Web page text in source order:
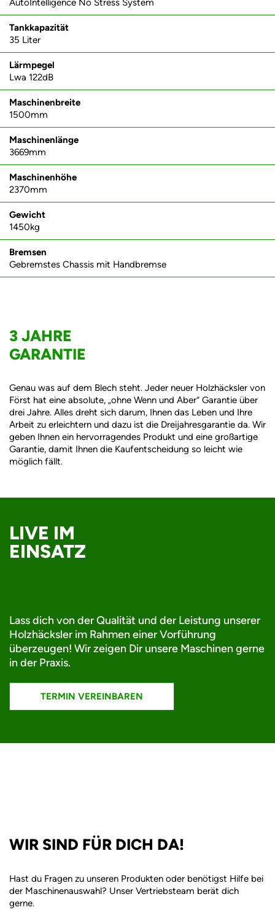
AutoIntelligence No Stress System
Tankkapazität
35 Liter
Lärmpegel
Lwa 122dB
Maschinenbreite
1500mm
Maschinenlänge
3669mm
Maschinenhöhe
2370mm
Gewicht
1450kg
Bremsen
Gebremstes Chassis mit Handbremse
3 JAHRE
GARANTIE
Genau was auf dem Blech steht. Jeder neuer Holzhäcksler von
Först hat eine absolute, „ohne Wenn und Aber“ Garantie über
drei Jahre. Alles dreht sich darum, Ihnen das Leben und Ihre
Arbeit zu erleichtern und dazu ist die Dreijahresgarantie da. Wir
geben Ihnen ein hervorragendes Produkt und eine großartige
Garantie, damit Ihnen die Kaufentscheidung so leicht wie
möglich fällt.
LIVE IM
EINSATZ
Lass dich von der Qualität und der Leistung unserer
Holzhäcksler im Rahmen einer Vorführung
überzeugen! Wir zeigen Dir unsere Maschinen gerne
in der Praxis.
WIR SIND FÜR DICH DA!
Hast du Fragen zu unseren Produkten oder benötigst Hilfe bei
der Maschinenauswahl? Unser Vertriebsteam berät dich
gerne.